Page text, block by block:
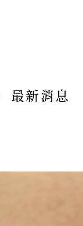
最新消息